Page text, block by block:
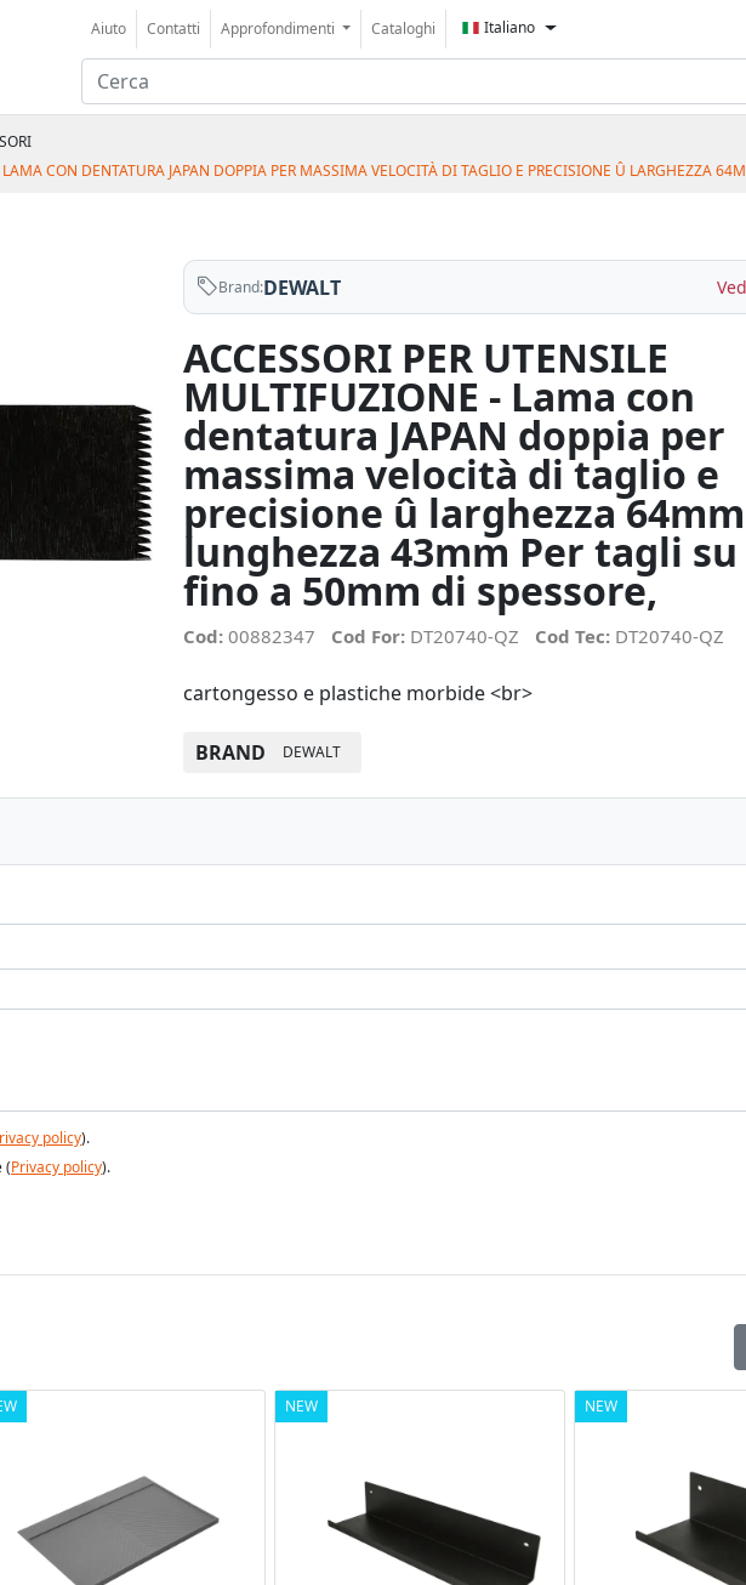
Aiuto Contatti Approfondimenti Cataloghi Italiano
CON DENTATURA JAPAN DOPPIA PER MASSIMA VELOCITÀ DI TAGLIO E PRECISIONE Û LARGHEZZA
Brand:DEWALT
ACCESSORI PER UTENSILE
MULTIFUZIONE - Lama con
dentatura JAPAN doppia per
massima velocità di taglio e
precisione û larghezza 64mm
lunghezza 43mm Per tagli
fino a 50mm di spessore,
Cod: 00882347 Cod For: DT20740-QZ Cod Tec: DT20740-QZ
cartongesso e plastiche morbide <br>
BRAND DEWALT
policy).
(Privacy policy).
NEW NEW